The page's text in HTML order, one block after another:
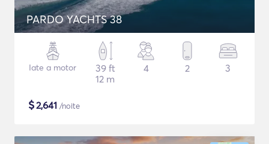
PARDO YACHTS 38
Iate a motor
39 ft
12 m
4 2 3
$2,641 /noite